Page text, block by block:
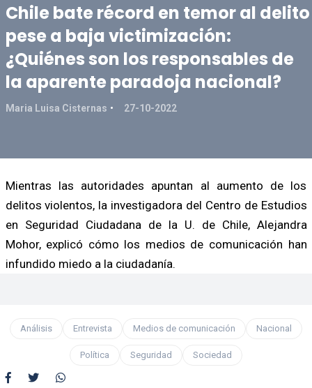
Chile bate récord en temor al delito
pese a baja victimización:
¿Quiénes son los responsables de
la aparente paradoja nacional?
Maria Luisa Cisternas 27-10-2022
Mientras las autoridades apuntan al aumento de los
delitos violentos, la investigadora del Centro de Estudios
en Seguridad Ciudadana de la U. de Chile, Alejandra
Mohor, explicó cómo los medios de comunicación han
infundido miedo a la ciudadanía.
Análisis Entrevista Medios de comunicación Nacional
Política Seguridad Sociedad